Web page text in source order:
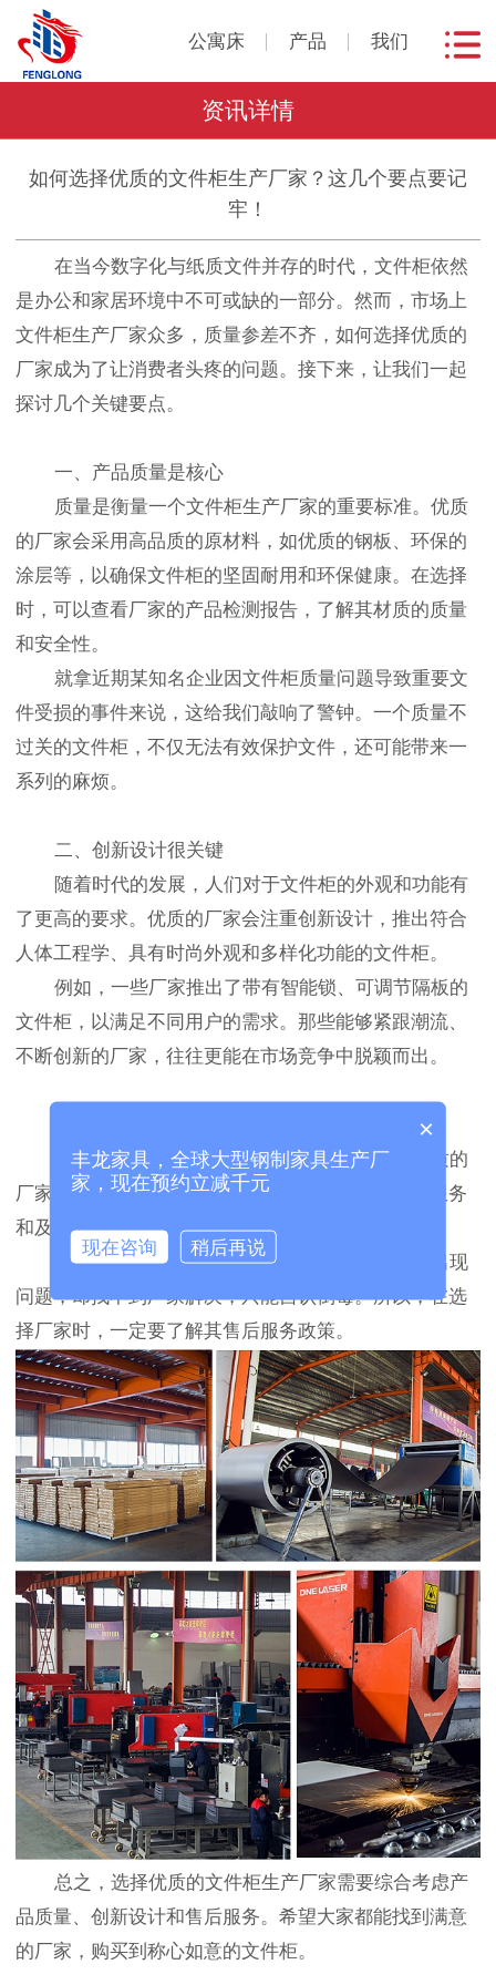
公寓床 产品 我们
资讯详情
如何选择优质的文件柜生产厂家？这几个要点要记
牢！
在当今数字化与纸质文件并存的时代，文件柜依然
是办公和家居环境中不可或缺的一部分。然而，市场上
文件柜生产厂家众多，质量参差不齐，如何选择优质的
厂家成为了让消费者头疼的问题。接下来，让我们一起
探讨几个关键要点。
一、产品质量是核心
质量是衡量一个文件柜生产厂家的重要标准。优质
的厂家会采用高品质的原材料，如优质的钢板、环保的
涂层等，以确保文件柜的坚固耐用和环保健康。在选择
时，可以查看厂家的产品检测报告，了解其材质的质量
和安全性。
就拿近期某知名企业因文件柜质量问题导致重要文
件受损的事件来说，这给我们敲响了警钟。一个质量不
过关的文件柜，不仅无法有效保护文件，还可能带来一
系列的麻烦。
二、创新设计很关键
随着时代的发展，人们对于文件柜的外观和功能有
了更高的要求。优质的厂家会注重创新设计，推出符合
人体工程学、具有时尚外观和多样化功能的文件柜。
例如，一些厂家推出了带有智能锁、可调节隔板的
文件柜，以满足不同用户的需求。那些能够紧跟潮流、
不断创新的厂家，往往更能在市场竞争中脱颖而出。
良好的售后服务是厂家实力和信誉的体现。优质的
厂家会提供完善的售后保障，包括安装指导、质保服务
和及时的维修响应。
曾经有消费者购买了文件柜后，在使用过程中出现
问题，却找不到厂家解决，只能自认倒霉。所以，在选
择厂家时，一定要了解其售后服务政策。
总之，选择优质的文件柜生产厂家需要综合考虑产
品质量、创新设计和售后服务。希望大家都能找到满意
的厂家，购买到称心如意的文件柜。
×
丰龙家具，全球大型钢制家具生产厂
家，现在预约立减千元
现在咨询 稍后再说